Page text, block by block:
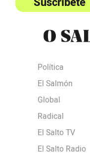
Política
El Salmón
Global
Radical
El Salto TV
El Salto Radio